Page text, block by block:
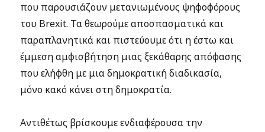
που παρουσιάζουν μετανιωμένους ψηφοφόρους
του Brexit. Τα θεωρούμε αποσπασματικά και
παραπλανητικά και πιστεύουμε ότι η έστω και
έμμεση αμφισβήτηση μιας ξεκάθαρης απόφασης
που ελήφθη με μια δημοκρατική διαδικασία,
μόνο κακό κάνει στη δημοκρατία.
Αντιθέτως βρίσκουμε ενδιαφέρουσα την